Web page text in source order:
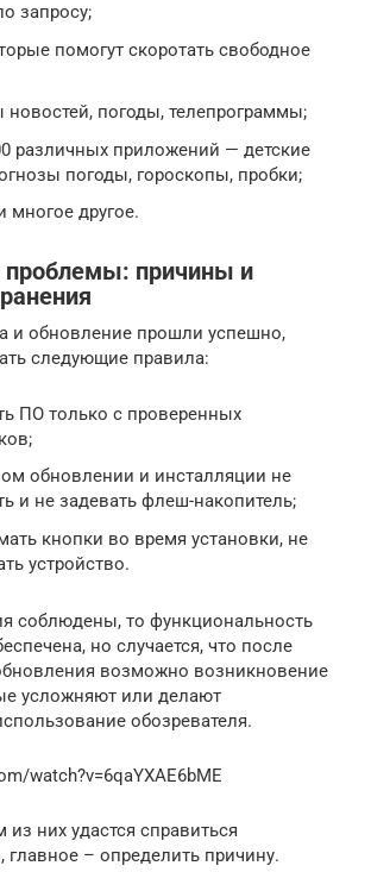
запросу;
помогут скоротать свободное
новостей, погоды, телепрограммы;
различных приложений — детские
погоды, гороскопы, пробки;
многое другое.
причины и
и обновление прошли успешно,
следующие правила:
ПО только с проверенных
обновлении и инсталляции не
и не задевать флеш-накопитель;
кнопки во время установки, не
устройство.
соблюдены, то функциональность
но случается, что после
возможно возникновение
усложняют или делают
обозревателя.
watch?v=6qaYXAE6bME
них удастся справиться
главное – определить причину.